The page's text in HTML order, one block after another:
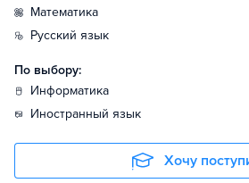
математика
русский язык
По выбору:
информатика
иностранный язык
Хочу